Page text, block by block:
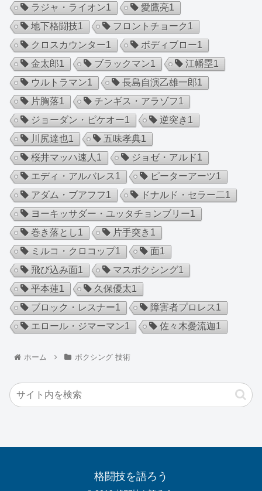
ラジャ・ライオン1 愛鷹亮1
地下格闘技1 フロントチョーク1
クロスカウンター1 ボディブロー1
金太郎1 ブラックマン1 江幡塁1
ウルトラマン1 長島自演乙雄一郎1
片胸落1 チンギス・アラゾフ1
ジョーダン・ピケオー1 逆突き 1
川尻達也1 五味孝典1
桜井マッハ速人 1 ジョゼ・アルド1
エディ・アルバレス1 ピーターアーツ1
アダム・ブアフフ1 ドナルド・セラー二1
ヨーキッサダー・ユッタチョンブリー1
巻き落とし1 片手突き 1
ミルコ・クロコップ1 面1
飛び込み面1 マスボクシング1
平本蓮1 久保優太1
ブロック・レスナー1 障害者プロレス1
エロール・ジマーマン1 佐々木憂流迦1
ホーム ボクシング 技術
格闘技を語ろう